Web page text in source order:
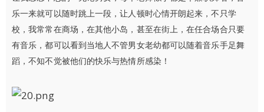
乐一来就可以随时跳上一段，让人顿时心情开朗起来，不只学
校，我常常在商场，在其他小岛，甚至在街上，在任合场合只要
有音乐，都可以看到当地人不管男女老幼都可以随着音乐手足舞
蹈，不知不觉被他们的快乐与热情所感染！